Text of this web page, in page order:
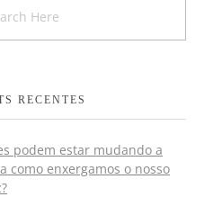
RECENTES
podem estar mudando a
como enxergamos o nosso